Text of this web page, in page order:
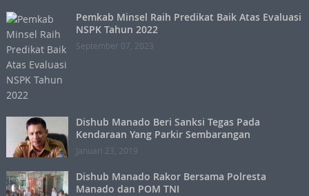
Pemkab Minsel Raih Predikat Baik Atas Evaluasi
NSPK Tahun 2022
September 07, 2023
Dishub Manado Beri Sanksi Tegas Pada
Kendaraan Yang Parkir Sembarangan
Januari 23, 2019
Dishub Manado Rakor Bersama Polresta
Manado dan POM TNI